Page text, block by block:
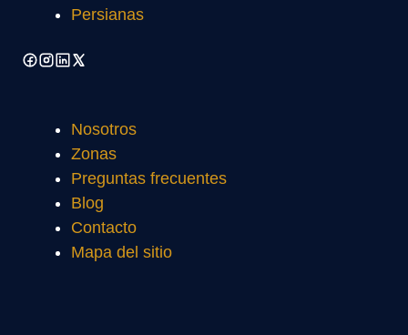
Persianas
Nosotros
Zonas
Preguntas frecuentes
Blog
Contacto
Mapa del sitio